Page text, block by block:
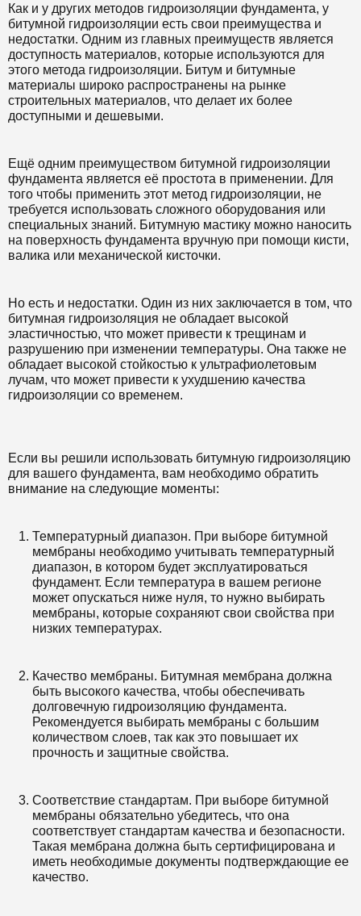
Как и у других методов гидроизоляции фундамента, у
битумной гидроизоляции есть свои преимущества и
недостатки. Одним из главных преимуществ является
доступность материалов, которые используются для
этого метода гидроизоляции. Битум и битумные
материалы широко распространены на рынке
строительных материалов, что делает их более
доступными и дешевыми.
Ещё одним преимуществом битумной гидроизоляции
фундамента является её простота в применении. Для
того чтобы применить этот метод гидроизоляции, не
требуется использовать сложного оборудования или
специальных знаний. Битумную мастику можно наносить
на поверхность фундамента вручную при помощи кисти,
валика или механической кисточки.
Но есть и недостатки. Один из них заключается в том, что
битумная гидроизоляция не обладает высокой
эластичностью, что может привести к трещинам и
разрушению при изменении температуры. Она также не
обладает высокой стойкостью к ультрафиолетовым
лучам, что может привести к ухудшению качества
гидроизоляции со временем.
Если вы решили использовать битумную гидроизоляцию
для вашего фундамента, вам необходимо обратить
внимание на следующие моменты:
Температурный диапазон. При выборе битумной
мембраны необходимо учитывать температурный
диапазон, в котором будет эксплуатироваться
фундамент. Если температура в вашем регионе
может опускаться ниже нуля, то нужно выбирать
мембраны, которые сохраняют свои свойства при
низких температурах.
Качество мембраны. Битумная мембрана должна
быть высокого качества, чтобы обеспечивать
долговечную гидроизоляцию фундамента.
Рекомендуется выбирать мембраны с большим
количеством слоев, так как это повышает их
прочность и защитные свойства.
Соответствие стандартам. При выборе битумной
мембраны обязательно убедитесь, что она
соответствует стандартам качества и безопасности.
Такая мембрана должна быть сертифицирована и
иметь необходимые документы подтверждающие ее
качество.